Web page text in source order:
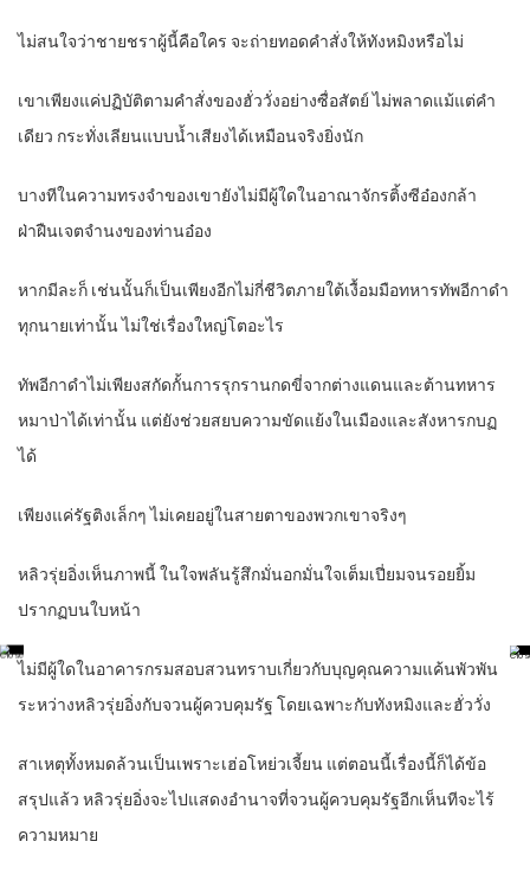
ไม่สนใจว่าชายชราผู้นี้คือใคร จะถ่ายทอดคำสั่งให้ทังหมิงหรือไม่
เขาเพียงแค่ปฏิบัติตามคำสั่งของฮั่ววั่งอย่างซื่อสัตย์ ไม่พลาดแม้แต่คำ
เดียว กระทั่งเลียนแบบน้ำเสียงได้เหมือนจริงยิ่งนัก
บางทีในความทรงจำของเขายังไม่มีผู้ใดในอาณาจักรติ้งซีอ๋องกล้า
ฝ่าฝืนเจตจำนงของท่านอ๋อง
หากมีละก็ เช่นนั้นก็เป็นเพียงอีกไม่กี่ชีวิตภายใต้เงื้อมมือทหารทัพอีกาดำ
ทุกนายเท่านั้น ไม่ใช่เรื่องใหญ่โตอะไร
ทัพอีกาดำไม่เพียงสกัดกั้นการรุกรานกดขี่จากต่างแดนและต้านทหาร
หมาป่าได้เท่านั้น แต่ยังช่วยสยบความขัดแย้งในเมืองและสังหารกบฏ
ได้
เพียงแค่รัฐติงเล็กๆ ไม่เคยอยู่ในสายตาของพวกเขาจริงๆ
หลิวรุ่ยอิ่งเห็นภาพนี้ ในใจพลันรู้สึกมั่นอกมั่นใจเต็มเปี่ยมจนรอยยิ้ม
ปรากฏบนใบหน้า
ไม่มีผู้ใดในอาคารกรมสอบสวนทราบเกี่ยวกับบุญคุณความแค้นพัวพัน
ระหว่างหลิวรุ่ยอิ่งกับจวนผู้ควบคุมรัฐ โดยเฉพาะกับทังหมิงและฮั่ววั่ง
สาเหตุทั้งหมดล้วนเป็นเพราะเฮ่อโหย่วเจี้ยน แต่ตอนนี้เรื่องนี้ก็ได้ข้อ
สรุปแล้ว หลิวรุ่ยอิ่งจะไปแสดงอำนาจที่จวนผู้ควบคุมรัฐอีกเห็นทีจะไร้
ความหมาย